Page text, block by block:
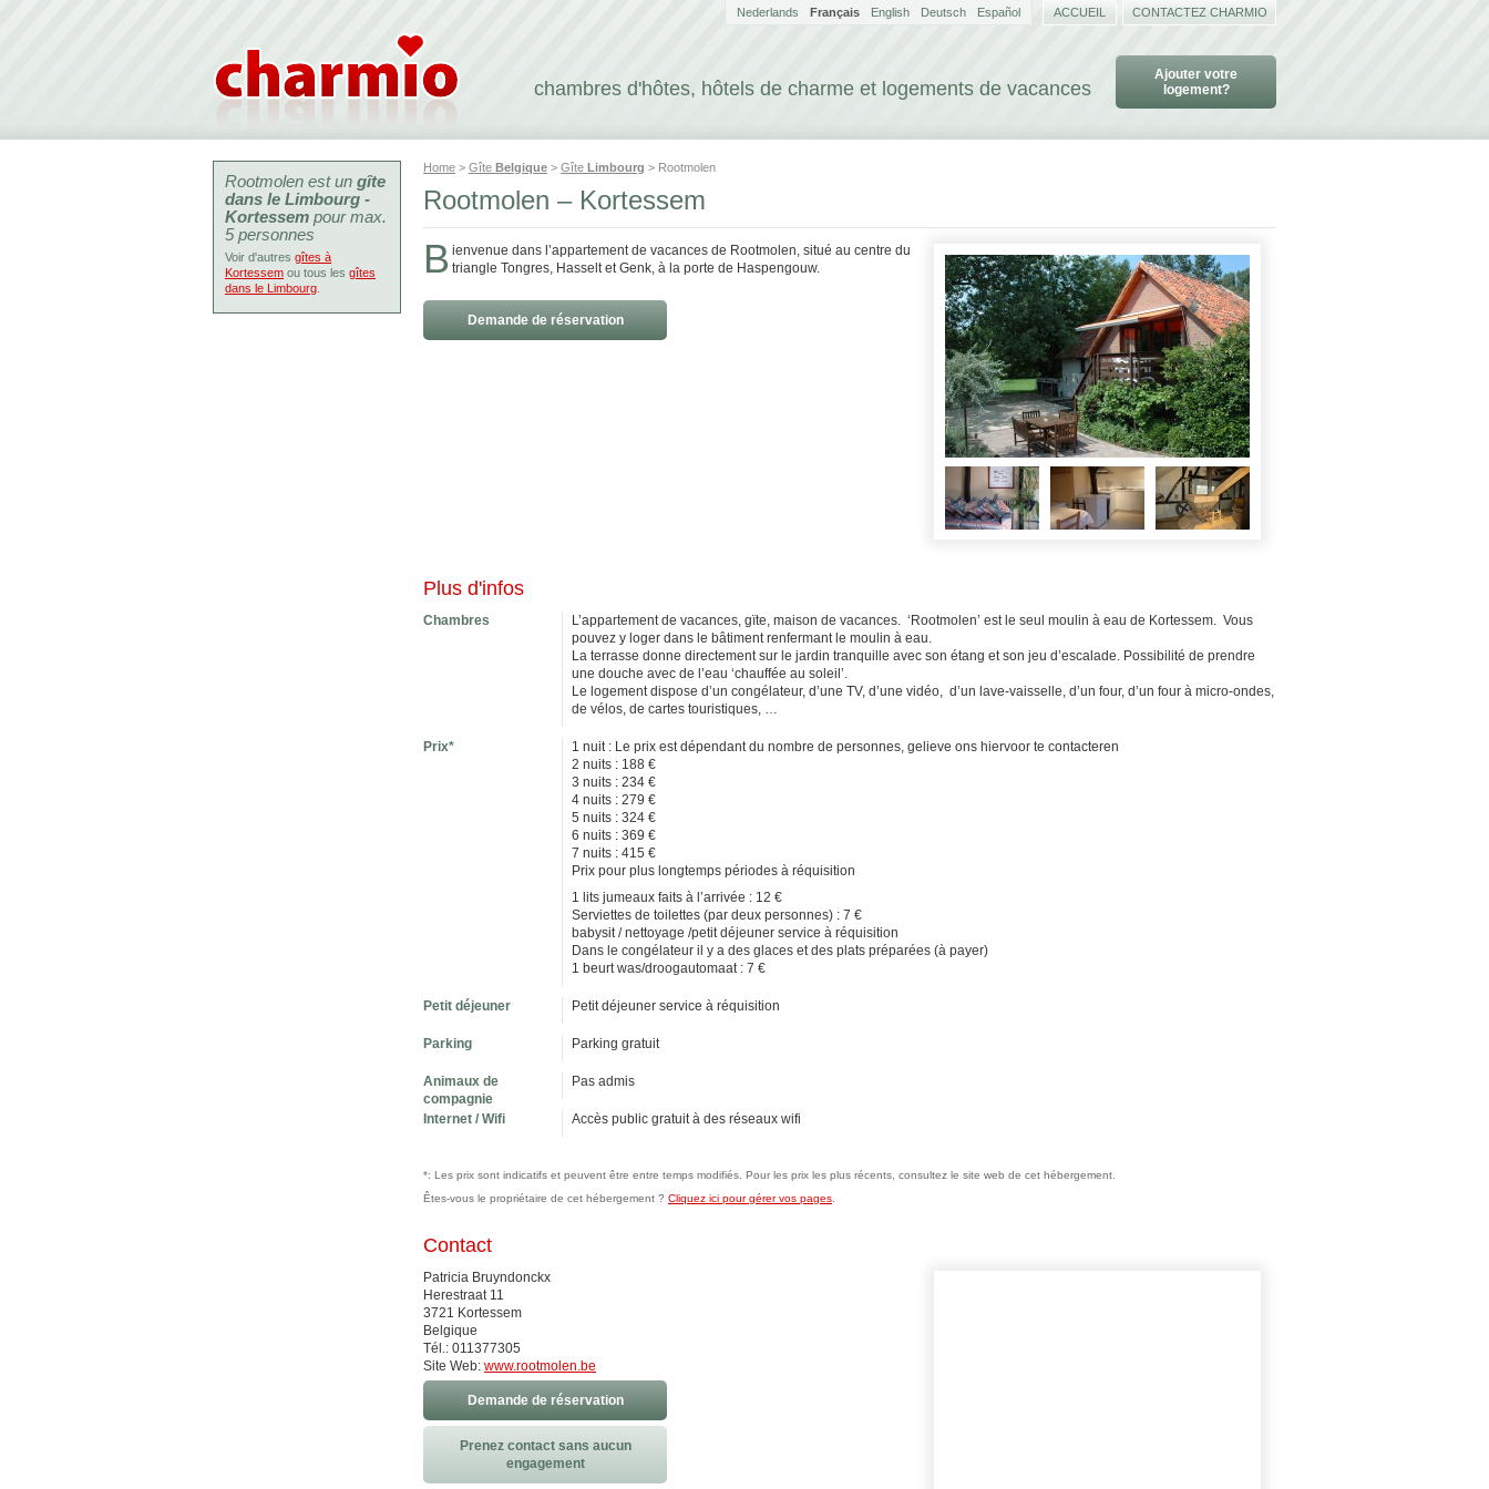
chambres d'hôtes, hôtels de charme et logements de vacances
Ajouter votre
logement?
Nederlands Français English Deutsch Español ACCUEIL CONTACTEZ CHARMIO
Home > Gîte Belgique > Gîte Limbourg > Rootmolen
Rootmolen – Kortessem
B ienvenue dans l’appartement de vacances de Rootmolen, situé au centre du
triangle Tongres, Hasselt et Genk, à la porte de Haspengouw.
Demande de réservation
Plus d'infos
Chambres
L’appartement de vacances, gïte, maison de vacances. ‘Rootmolen’ est le seul moulin à eau de Kortessem. Vous
pouvez y loger dans le bâtiment renfermant le moulin à eau.
La terrasse donne directement sur le jardin tranquille avec son étang et son jeu d’escalade. Possibilité de prendre
une douche avec de l’eau ‘chauffée au soleil’.
Le logement dispose d’un congélateur, d’une TV, d’une vidéo, d’un lave-vaisselle, d’un four, d’un four à micro-ondes,
de vélos, de cartes touristiques, …
Prix*
1 nuit : Le prix est dépendant du nombre de personnes, gelieve ons hiervoor te contacteren
2 nuits : 188 €
3 nuits : 234 €
4 nuits : 279 €
5 nuits : 324 €
6 nuits : 369 €
7 nuits : 415 €
Prix pour plus longtemps périodes à réquisition
1 lits jumeaux faits à l’arrivée : 12 €
Serviettes de toilettes (par deux personnes) : 7 €
babysit / nettoyage /petit déjeuner service à réquisition
Dans le congélateur il y a des glaces et des plats préparées (à payer)
1 beurt was/droogautomaat : 7 €
Petit déjeuner Petit déjeuner service à réquisition
Parking Parking gratuit
Animaux de
compagnie
Pas admis
Internet / Wifi Accès public gratuit à des réseaux wifi
*: Les prix sont indicatifs et peuvent être entre temps modifiés. Pour les prix les plus récents, consultez le site web de cet hébergement.
Êtes-vous le propriétaire de cet hébergement ? Cliquez ici pour gérer vos pages
Contact
Patricia Bruyndonckx
Herestraat 11
3721 Kortessem
Belgique
Tél.: 011377305
Site Web: www.rootmolen.be
Demande de réservation
Prenez contact sans aucun
engagement
Rootmolen est un gîte
dans le Limbourg -
Kortessem pour max.
5 personnes
Voir d'autres gîtes à
Kortessem ou tous les gîtes
dans le Limbourg